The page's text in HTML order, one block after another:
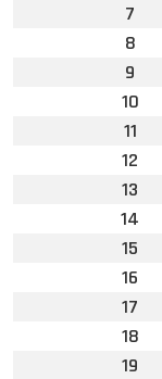
7
8
9
10
11
12
13
14
15
16
17
18
19